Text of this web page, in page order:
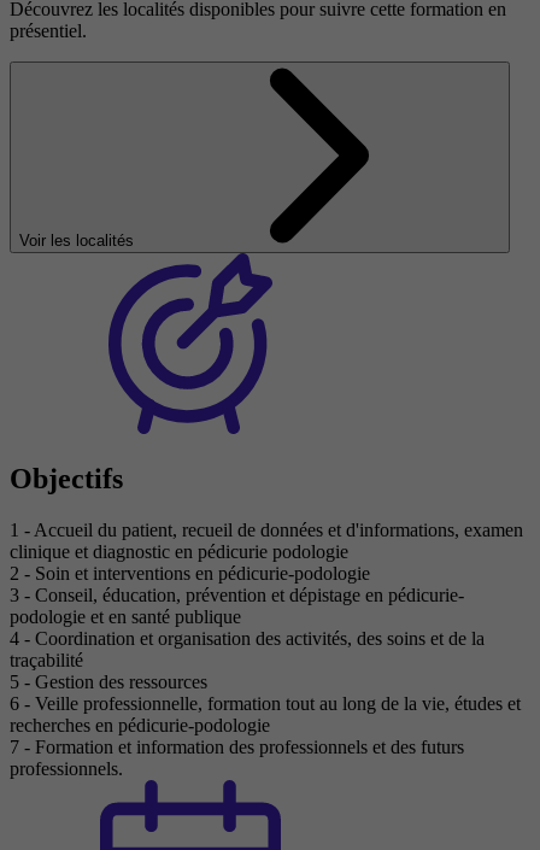
Découvrez les localités disponibles pour suivre cette formation en
présentiel.
Voir les localités
Objectifs
1 - Accueil du patient, recueil de données et d'informations, examen
clinique et diagnostic en pédicurie podologie
2 - Soin et interventions en pédicurie-podologie
3 - Conseil, éducation, prévention et dépistage en pédicurie-
podologie et en santé publique
4 - Coordination et organisation des activités, des soins et de la
traçabilité
5 - Gestion des ressources
6 - Veille professionnelle, formation tout au long de la vie, études et
recherches en pédicurie-podologie
7 - Formation et information des professionnels et des futurs
professionnels.